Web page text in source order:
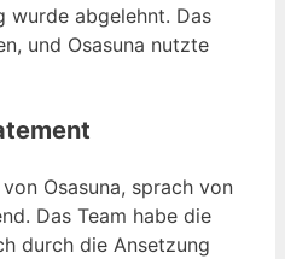
wurde abgelehnt. Das
und Osasuna nutzte
Osasuna, sprach von
Das Team habe die
durch die Ansetzung